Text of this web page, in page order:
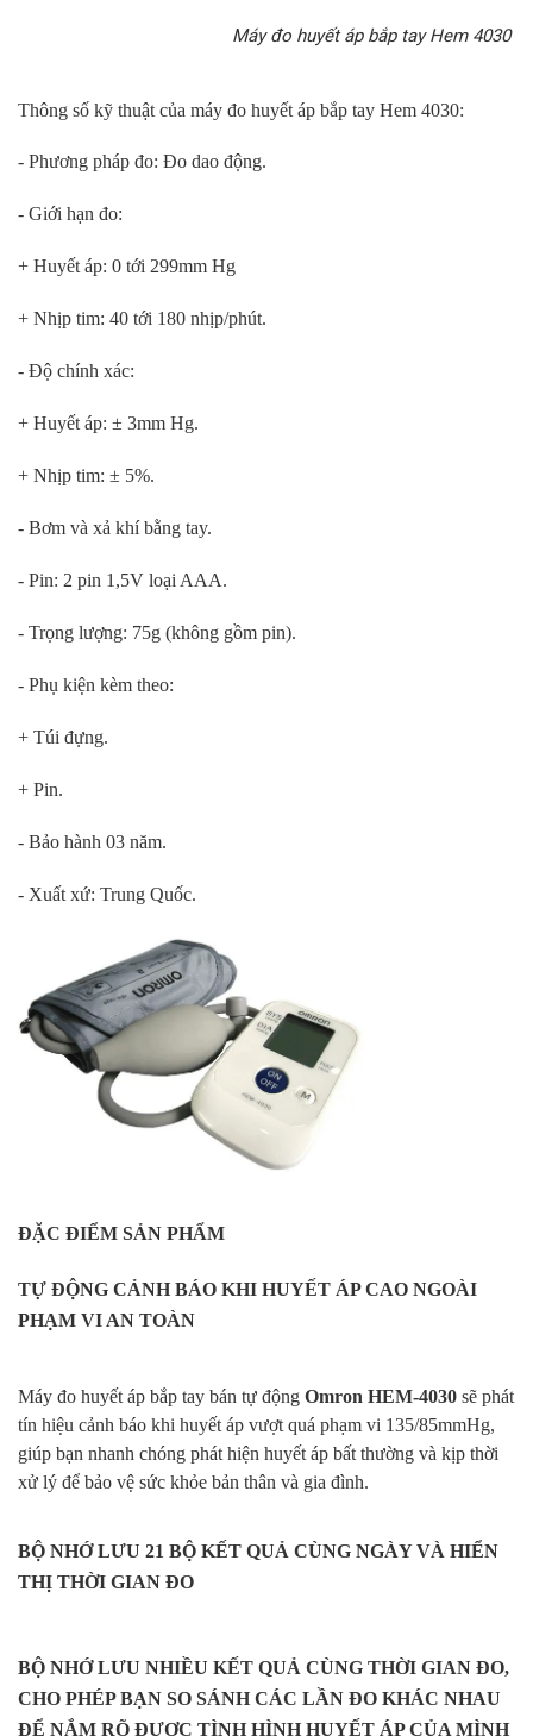
Máy đo huyết áp bắp tay Hem 4030
Thông số kỹ thuật của máy đo huyết áp bắp tay Hem 4030:
- Phương pháp đo: Đo dao động.
- Giới hạn đo:
+ Huyết áp: 0 tới 299mm Hg
+ Nhịp tim: 40 tới 180 nhịp/phút.
- Độ chính xác:
+ Huyết áp: ± 3mm Hg.
+ Nhịp tim: ± 5%.
- Bơm và xả khí bằng tay.
- Pin: 2 pin 1,5V loại AAA.
- Trọng lượng: 75g (không gồm pin).
- Phụ kiện kèm theo:
+ Túi đựng.
+ Pin.
- Bảo hành 03 năm.
- Xuất xứ: Trung Quốc.
ĐẶC ĐIỂM SẢN PHẨM
TỰ ĐỘNG CẢNH BÁO KHI HUYẾT ÁP CAO NGOÀI
PHẠM VI AN TOÀN
Máy đo huyết áp bắp tay bán tự động Omron HEM-4030 sẽ phát
tín hiệu cảnh báo khi huyết áp vượt quá phạm vi 135/85mmHg,
giúp bạn nhanh chóng phát hiện huyết áp bất thường và kịp thời
xử lý để bảo vệ sức khỏe bản thân và gia đình.
BỘ NHỚ LƯU 21 BỘ KẾT QUẢ CÙNG NGÀY VÀ HIỂN
THỊ THỜI GIAN ĐO
BỘ NHỚ LƯU NHIỀU KẾT QUẢ CÙNG THỜI GIAN ĐO,
CHO PHÉP BẠN SO SÁNH CÁC LẦN ĐO KHÁC NHAU
ĐỂ NẮM RÕ ĐƯỢC TÌNH HÌNH HUYẾT ÁP CỦA MÌNH